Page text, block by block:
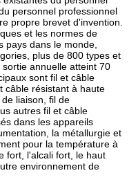
personnel professionnel
propre brevet d'invention.
et les normes de
pays dans le monde,
plus de 800 types et
annuelle atteint 70
sont fil et câble
câble résistant à haute
liaison, fil de
autres fil et câble
dans les appareils
la métallurgie et
pour la température à
fort, l'alcali fort, le haut
environnement de